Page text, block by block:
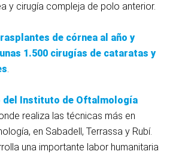
y cirugía compleja de polo anterior.
de córnea al año y
1.500 cirugías de cataratas y
.
del Instituto de Oftalmología
realiza las técnicas más en
en Sabadell, Terrassa y Rubí.
una importante labor humanitaria